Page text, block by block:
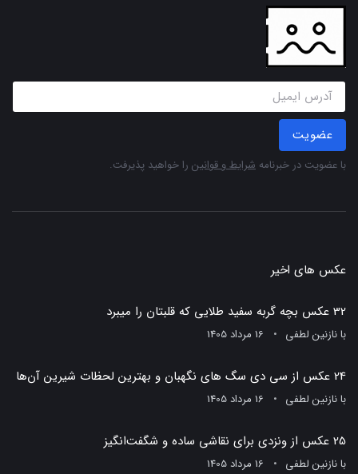
عضویت
با عضویت در خبرنامه شرایط و قوانین را خواهید پذیرفت.
عکس های اخیر
32 عکس بچه گربه سفید طلایی که قلبتان را میبرد
بانازنین لطفی 16 مرداد 1405
24 عکس از سی دی سگ های نگهبان و بهترین لحظات شیرین آن‌ها
بانازنین لطفی 16 مرداد 1405
25 عکس از ونزدی برای نقاشی ساده و شگفت‌انگیز
بانازنین لطفی 16 مرداد 1405